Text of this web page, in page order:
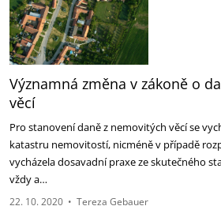
Významná změna v zákoně o
věcí
Pro stanovení daně z nemovitých věcí se
katastru nemovitostí, nicméně v případě
vycházela dosavadní praxe ze skutečného
vždy a…
22. 10. 2020 • Tereza Gebauer